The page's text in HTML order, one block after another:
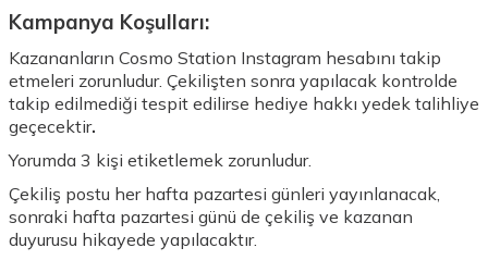
Kampanya Koşulları:
Kazananların Cosmo Station Instagram hesabını takip
etmeleri zorunludur. Çekilişten sonra yapılacak kontrolde
takip edilmediği tespit edilirse hediye hakkı yedek talihliye
geçecektir.
Yorumda 3 kişi etiketlemek zorunludur.
Çekiliş postu her hafta pazartesi günleri yayınlanacak,
sonraki hafta pazartesi günü de çekiliş ve kazanan
duyurusu hikayede yapılacaktır.